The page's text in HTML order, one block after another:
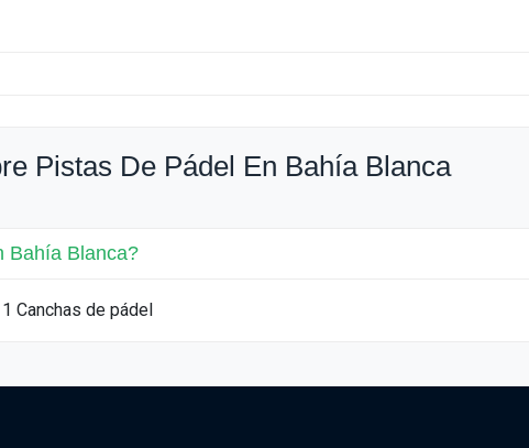
Pistas De Pádel En Bahía Blanca
Bahía Blanca?
Canchas de pádel